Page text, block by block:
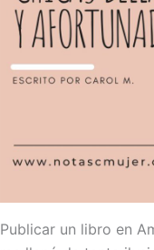
Publicar un libro en